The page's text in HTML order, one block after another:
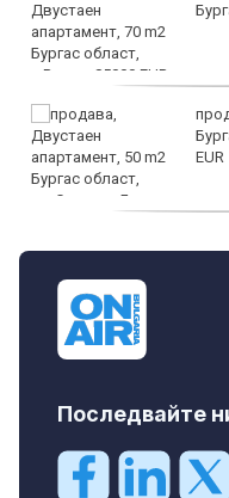
EUR
Последвайте